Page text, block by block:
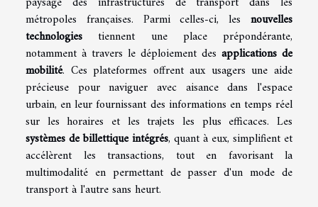
métropoles françaises. Parmi celles-ci, les nouvelles
technologies tiennent une place prépondérante,
notamment à travers le déploiement des applications de
mobilité. Ces plateformes offrent aux usagers une aide
précieuse pour naviguer avec aisance dans l'espace
urbain, en leur fournissant des informations en temps réel
sur les horaires et les trajets les plus efficaces. Les
systèmes de billettique intégrés, quant à eux, simplifient et
accélèrent les transactions, tout en favorisant la
multimodalité en permettant de passer d'un mode de
transport à l'autre sans heurt.